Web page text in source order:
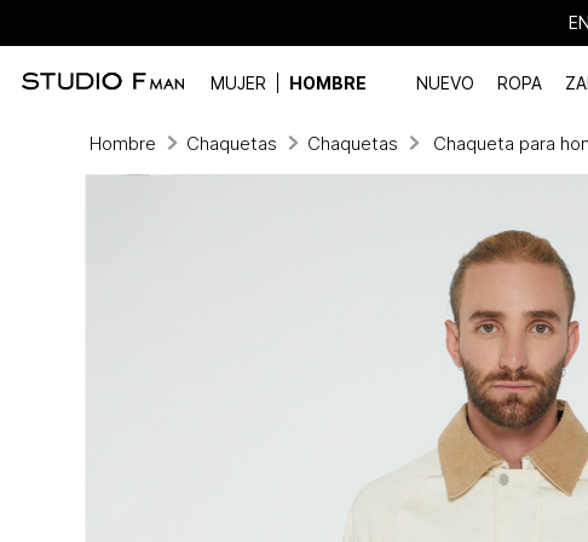
MUJER HOMBRE NUEVO ROPA
Hombre Chaquetas Chaquetas Chaqueta para